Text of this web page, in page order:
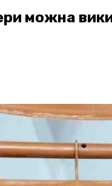
можна